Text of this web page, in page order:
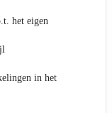
het eigen
in het